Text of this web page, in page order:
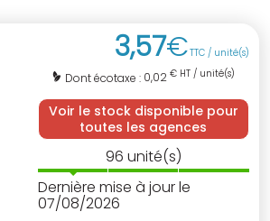
3,57€TTC / unité(s)
Dont écotaxe : 0,02 € HT / unité(s)
Voir le stock disponible pour
toutes les agences
96 unité(s)
Dernière mise à jour le
07/08/2026